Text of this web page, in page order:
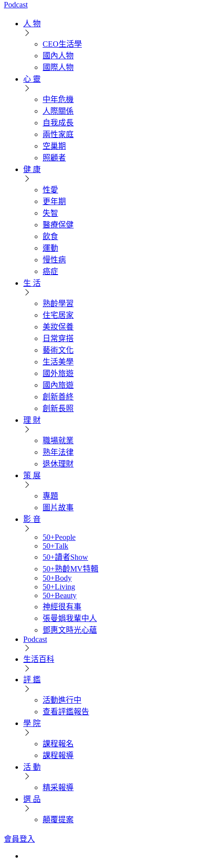
Podcast
人 物
CEO生活學
國內人物
國際人物
心 靈
中年危機
人際關係
自我成長
兩性家庭
空巢期
照顧者
健 康
性愛
更年期
失智
醫療保健
飲食
運動
慢性病
癌症
生 活
熟齡學習
住宅居家
美妝保養
日常穿搭
藝術文化
生活美學
國外旅遊
國內旅遊
創新善終
創新長照
理 財
職場就業
熟年法律
退休理財
策 展
專題
圖片故事
影 音
50+People
50+Talk
50+讀者Show
50+熟齡MV特輯
50+Body
50+Living
50+Beauty
神經很有事
張曼娟我輩中人
鄧惠文時光心蘊
Podcast
生活百科
評 鑑
活動進行中
查看評鑑報告
學 院
課程報名
課程報導
活 動
精采報導
選 品
顛覆提案
會員登入